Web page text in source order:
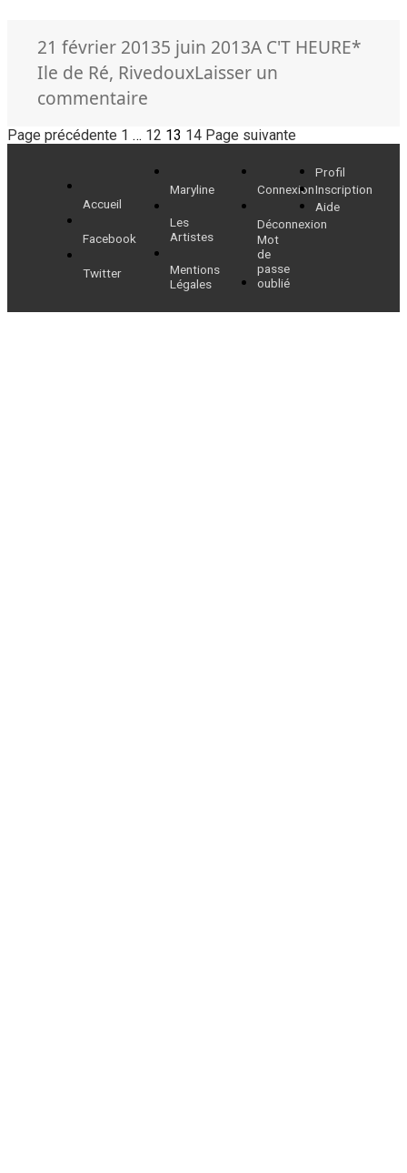
Publié
le
21 février 20135 juin 2013Catégories
A C'T HEUREMots-
*
Ile de Ré, RivedouxLaisser un
commentaire
du
pont
de
Ré,
21
février
Pagination
publications
Page précédente Page
1 … Page
12 Page
13 Page
14 Page suivante
Accueil
Facebook
Twitter
Maryline
Les
Artistes
Mentions
Légales
Connexion
Déconnexion
Mot
de
passe
oublié
Profil
Inscription
Aide